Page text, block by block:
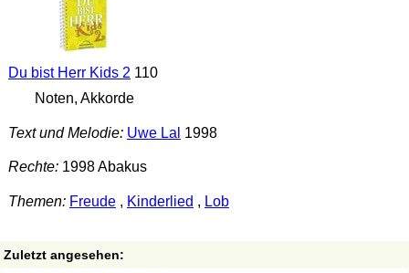
Du bist Herr Kids 2 110
Noten, Akkorde
Text und Melodie: Uwe Lal 1998
Rechte:1998 Abakus
Themen: Freude, Kinderlied , Lob
Zuletzt angesehen: